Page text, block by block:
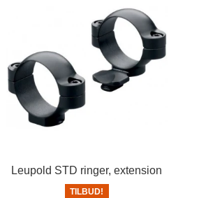
Leupold STD ringer, extension
TILBUD!